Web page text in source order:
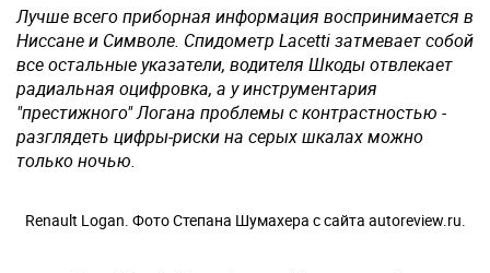
Лучше всего приборная информация воспринимается в
Ниссане и Символе. Спидометр Lacetti затмевает собой
все остальные указатели, водителя Шкоды отвлекает
радиальная оцифровка, а у инструментария
"престижного" Логана проблемы с контрастностью -
разглядеть цифры-риски на серых шкалах можно
только ночью.
Renault Logan. Фото Степана Шумахера с сайта autoreview.ru.